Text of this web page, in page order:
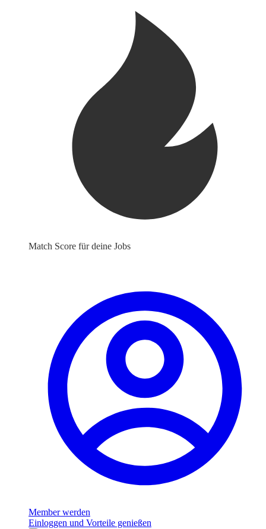
Match Score für deine Jobs
Member werden
Einloggen und Vorteile genießen